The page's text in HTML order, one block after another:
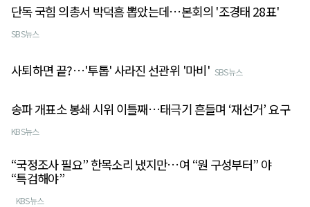
단독 국힘 의총서 박덕흠 뽑았는데…본회의 '조경태 28표'
SBS뉴스
사퇴하면 끝?…'투톱' 사라진 선관위 '마비' SBS뉴스
송파 개표소 봉쇄 시위 이틀째…태극기 흔들며 ‘재선거’ 요구
KBS뉴스
“국정조사 필요” 한목소리 냈지만…여 “원 구성부터” 야
“특검해야”
KBS뉴스